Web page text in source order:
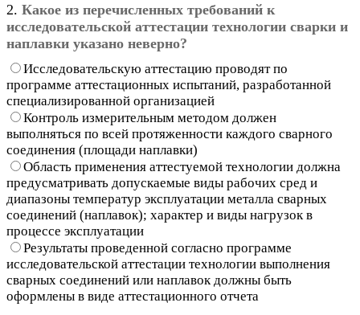
2. Какое из перечисленных требований к
исследовательской аттестации технологии сварки и
наплавки указано неверно?
Исследовательскую аттестацию проводят по
программе аттестационных испытаний, разработанной
специализированной организацией
Контроль измерительным методом должен
выполняться по всей протяженности каждого сварного
соединения (площади наплавки)
Область применения аттестуемой технологии должна
предусматривать допускаемые виды рабочих сред и
диапазоны температур эксплуатации металла сварных
соединений (наплавок); характер и виды нагрузок в
процессе эксплуатации
Результаты проведенной согласно программе
исследовательской аттестации технологии выполнения
сварных соединений или наплавок должны быть
оформлены в виде аттестационного отчета